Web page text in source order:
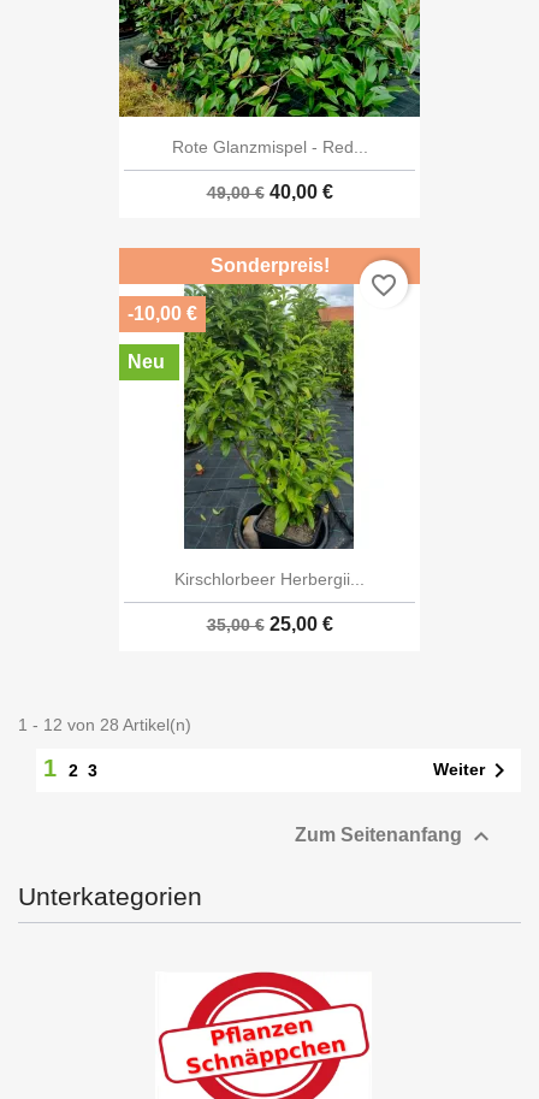
Unterkategorien
Kirschlorbeer Herbergii...
35,00 € 25,00 €
Sonderpreis!
-10,00 €
Neu
favorite_border
Rote Glanzmispel - Red...
49,00 € 40,00 €
1 - 12 von 28 Artikel(n)
1 2 3 Weiter
Zum Seitenanfang 